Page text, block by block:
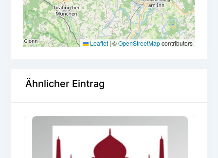
Leaflet | ©OpenStreetMapcontributors
Ähnlicher Eintrag